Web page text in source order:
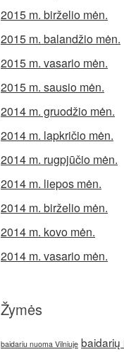
2015 m. birželio mėn.
2015 m. balandžio mėn.
2015 m. vasario mėn.
2015 m. sausio mėn.
2014 m. gruodžio mėn.
2014 m. lapkričio mėn.
2014 m. rugpjūčio mėn.
2014 m. liepos mėn.
2014 m. birželio mėn.
2014 m. kovo mėn.
2014 m. vasario mėn.
Žymės
baidariu nuoma Vilniuje baidarių